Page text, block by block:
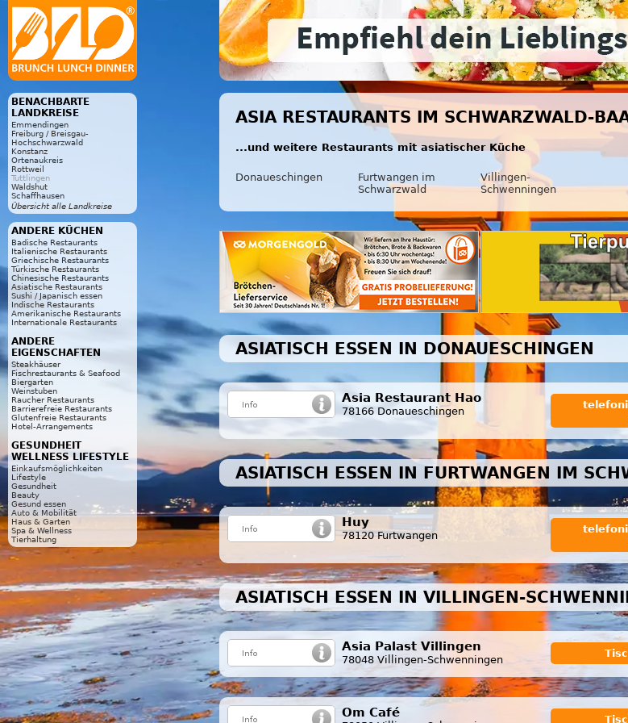
BENACHBARTE
LANDKREISE
Emmendingen
Freiburg / Breisgau-
Hochschwarzwald
Konstanz
Ortenaukreis
Rottweil
Tuttlingen
Waldshut
Schaffhausen
Übersicht alle Landkreise
ANDERE KÜCHEN
Badische Restaurants
Italienische Restaurants
Griechische Restaurants
Türkische Restaurants
Chinesische Restaurants
Asiatische Restaurants
Sushi / Japanisch essen
Indische Restaurants
Amerikanische Restaurants
Internationale Restaurants
ANDERE
EIGENSCHAFTEN
Steakhäuser
Fischrestaurants & Seafood
Biergarten
Weinstuben
Raucher Restaurants
Barrierefreie Restaurants
Glutenfreie Restaurants
Hotel-Arrangements
GESUNDHEIT
WELLNESS LIFESTYLE
Einkaufsmöglichkeiten
Lifestyle
Gesundheit
Beauty
Gesund essen
Auto & Mobilität
Haus & Garten
Spa & Wellness
Tierhaltung
ASIA RESTAURANTS IM SCHWARZWALD-
...und weitere Restaurants mit asiatischer Küche
Donaueschingen
Furtwangen im
Schwarzwald
Villingen-
Schwenningen
ASIATISCH ESSEN IN DONAUESCHINGEN
Asia Restaurant Hao
78166 Donaueschingen
ASIATISCH ESSEN IN FURTWANGEN IM
Huy
78120 Furtwangen
ASIATISCH ESSEN IN VILLINGEN-
Asia Palast Villingen
78048 Villingen-Schwenningen
Om Café